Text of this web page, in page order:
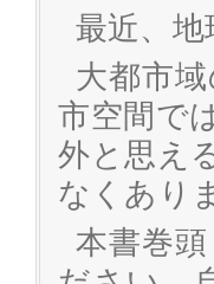
最近、
大都市
市空間で
外と思え
なくあり
本書巻